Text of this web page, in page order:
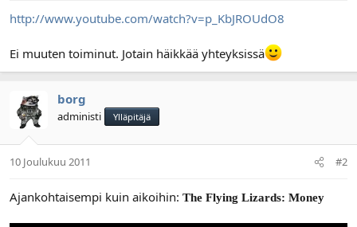
l
o
t
t
j
a
ä
ä
http://www.youtube.com/watch?v=p_KbJROUdO8
Ei muuten toiminut. Jotain häikkää yhteyksissä
borg
administi Ylläpitäjä
10 Joulukuu 2011 #2
Ajankohtaisempi kuin aikoihin: The Flying Lizards: Money